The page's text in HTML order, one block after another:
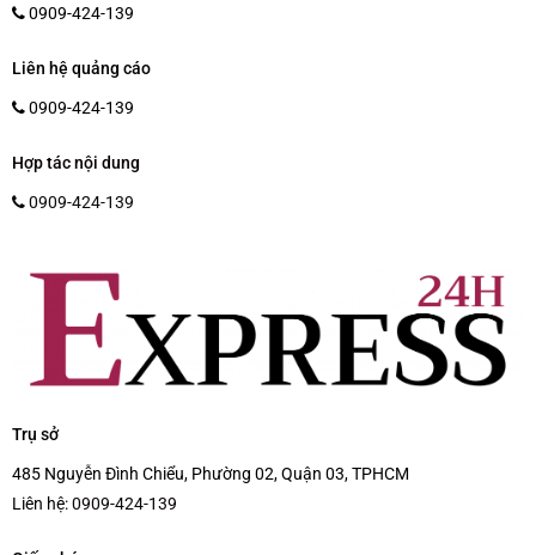
0909-424-139
Liên hệ quảng cáo
0909-424-139
Hợp tác nội dung
0909-424-139
Trụ sở
485 Nguyễn Đình Chiểu, Phường 02, Quận 03, TPHCM
Liên hệ:0909-424-139